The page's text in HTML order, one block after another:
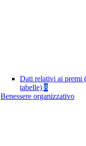
Dati relativi ai premi
tabelle) 8
Benessere organizzativo